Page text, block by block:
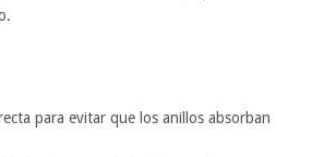
para evitar que los anillos absorban